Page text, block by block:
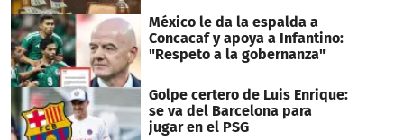
México le da la espalda a
Concacaf y apoya a Infantino:
"Respeto a la gobernanza"
Golpe certero de Luis Enrique:
se va del Barcelona para
jugar en el PSG